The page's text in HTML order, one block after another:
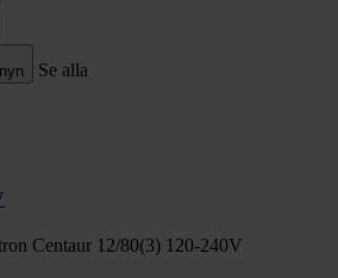
Se alla
Centaur 12/80(3) 120-240V